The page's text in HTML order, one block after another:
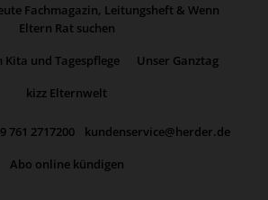
Fachmagazin, Leitungsheft & Wenn
Eltern Rat suchen
und Tagespflege
Unser Ganztag
kizz Elternwelt
761 2717200
kundenservice@herder.de
Abo online kündigen